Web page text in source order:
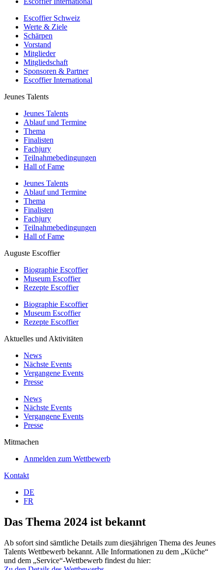
Escoffier Schweiz
Werte & Ziele
Schärpen
Vorstand
Mitglieder
Mitgliedschaft
Sponsoren & Partner
Escoffier International
Jeunes Talents
Jeunes Talents
Ablauf und Termine
Thema
Finalisten
Fachjury
Teilnahmebedingungen
Hall of Fame
Jeunes Talents
Ablauf und Termine
Thema
Finalisten
Fachjury
Teilnahmebedingungen
Hall of Fame
Auguste Escoffier
Biographie Escoffier
Museum Escoffier
Rezepte Escoffier
Biographie Escoffier
Museum Escoffier
Rezepte Escoffier
Aktuelles und Aktivitäten
News
Nächste Events
Vergangene Events
Presse
News
Nächste Events
Vergangene Events
Presse
Mitmachen
Anmelden zum Wettbewerb
Kontakt
DE
FR
Das Thema 2024 ist bekannt
Ab sofort sind sämtliche Details zum diesjährigen Thema des Jeunes
Talents Wettbewerb bekannt. Alle Informationen zu dem „Küche“
und dem „Service“-Wettbewerb findest du hier: